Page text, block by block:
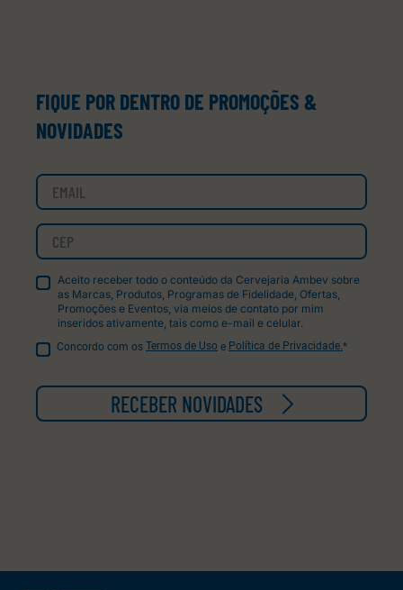
FIQUE POR DENTRO DE PROMOÇÕES &
NOVIDADES
Aceito receber todo o conteúdo da Cervejaria Ambev sobre
as Marcas, Produtos, Programas de Fidelidade, Ofertas,
Promoções e Eventos, via meios de contato por mim
inseridos ativamente, tais como e-mail e celular.
Concordo com os Termos de Uso e Política de Privacidade.*
RECEBER NOVIDADES